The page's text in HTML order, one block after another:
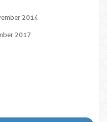
2014
2017